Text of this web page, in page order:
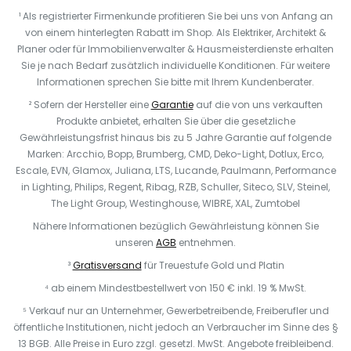
¹ Als registrierter Firmenkunde profitieren Sie bei uns von Anfang an
von einem hinterlegten Rabatt im Shop. Als Elektriker, Architekt &
Planer oder für Immobilienverwalter & Hausmeisterdienste erhalten
Sie je nach Bedarf zusätzlich individuelle Konditionen. Für weitere
Informationen sprechen Sie bitte mit Ihrem Kundenberater.
² Sofern der Hersteller eineGarantieauf die von uns verkauften
Produkte anbietet, erhalten Sie über die gesetzliche
Gewährleistungsfrist hinaus bis zu 5 Jahre Garantie auf folgende
Marken: Arcchio, Bopp, Brumberg, CMD, Deko-Light, Dotlux, Erco,
Escale, EVN, Glamox, Juliana, LTS, Lucande, Paulmann, Performance
in Lighting, Philips, Regent, Ribag, RZB, Schuller, Siteco, SLV, Steinel,
The Light Group, Westinghouse, WIBRE, XAL, Zumtobel
Nähere Informationen bezüglich Gewährleistung können Sie
unseren AGB entnehmen.
³Gratisversand für Treuestufe Gold und Platin
⁴ ab einem Mindestbestellwert von 150 € inkl. 19 % MwSt.
⁵ Verkauf nur an Unternehmer, Gewerbetreibende, Freiberufler und
öffentliche Institutionen, nicht jedoch an Verbraucher im Sinne des §
13 BGB. Alle Preise in Euro zzgl. gesetzl. MwSt. Angebote freibleibend.